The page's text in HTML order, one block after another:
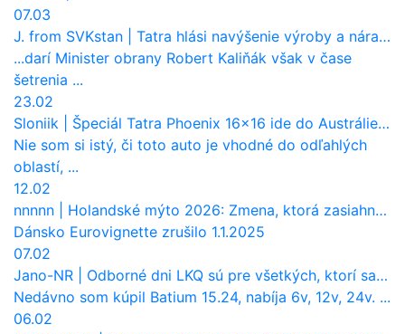
07.03
J. from SVKstan
Tatra hlási navýšenie výroby a nárast tržieb. Ktorí odberatelia sú kľúčoví?
...darí Minister obrany Robert Kaliňák však v čase
šetrenia ...
23.02
Sloniik
Špeciál Tatra Phoenix 16×16 ide do Austrálie. Na čo bude slúžiť?
Nie som si istý, či toto auto je vhodné do odľahlých
oblastí, ...
12.02
nnnnn
Holandské mýto 2026: Zmena, ktorá zasiahne slovenských dopravcov
Dánsko Eurovignette zrušilo 1.1.2025
07.02
Jano-NR
Odborné dni LKQ sú pre všetkých, ktorí sa chcú dozvedieť niečo viac
Nedávno som kúpil Batium 15.24, nabíja 6v, 12v, 24v. ...
06.02